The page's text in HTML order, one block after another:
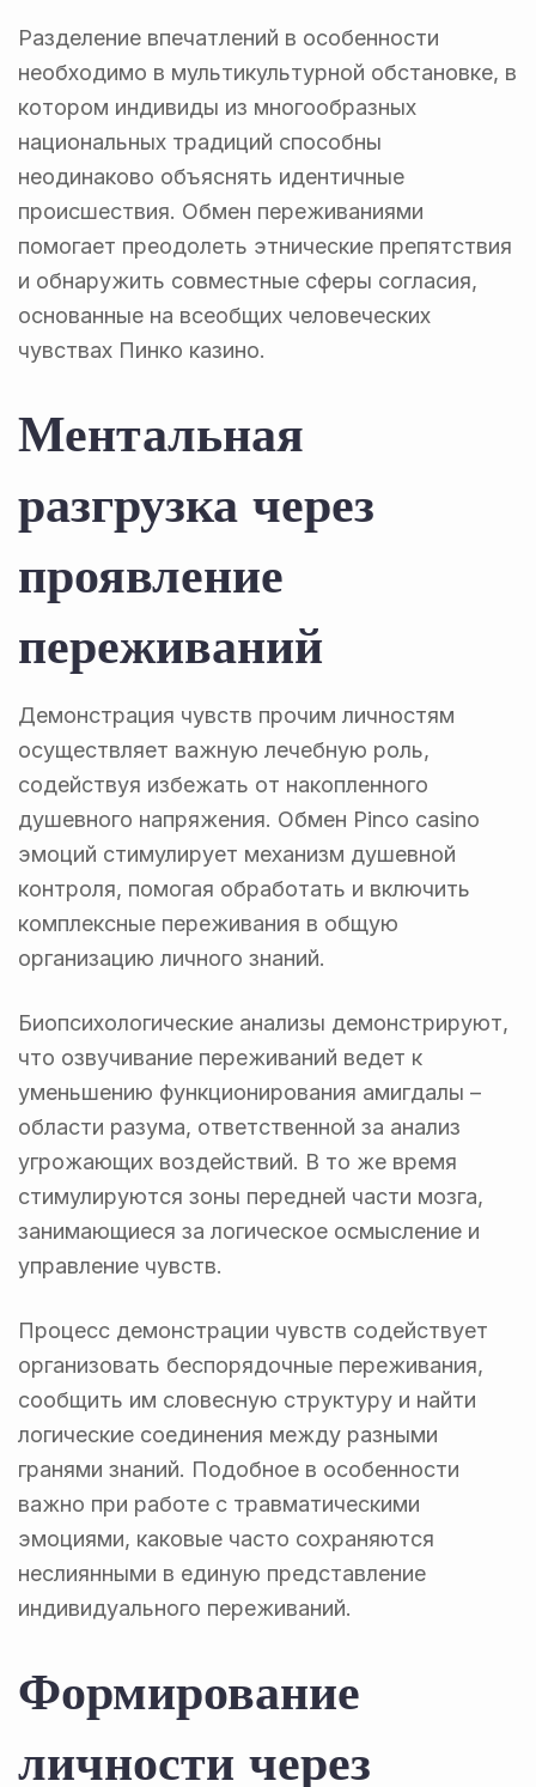
Разделение впечатлений в особенности
необходимо в мультикультурной обстановке, в
котором индивиды из многообразных
национальных традиций способны
неодинаково объяснять идентичные
происшествия. Обмен переживаниями
помогает преодолеть этнические препятствия
и обнаружить совместные сферы согласия,
основанные на всеобщих человеческих
чувствах Пинко казино.
Ментальная
разгрузка через
проявление
переживаний
Демонстрация чувств прочим личностям
осуществляет важную лечебную роль,
содействуя избежать от накопленного
душевного напряжения. Обмен Pinco casino
эмоций стимулирует механизм душевной
контроля, помогая обработать и включить
комплексные переживания в общую
организацию личного знаний.
Биопсихологические анализы демонстрируют,
что озвучивание переживаний ведет к
уменьшению функционирования амигдалы –
области разума, ответственной за анализ
угрожающих воздействий. В то же время
стимулируются зоны передней части мозга,
занимающиеся за логическое осмысление и
управление чувств.
Процесс демонстрации чувств содействует
организовать беспорядочные переживания,
сообщить им словесную структуру и найти
логические соединения между разными
гранями знаний. Подобное в особенности
важно при работе с травматическими
эмоциями, каковые часто сохраняются
неслиянными в единую представление
индивидуального переживаний.
Формирование
личности через